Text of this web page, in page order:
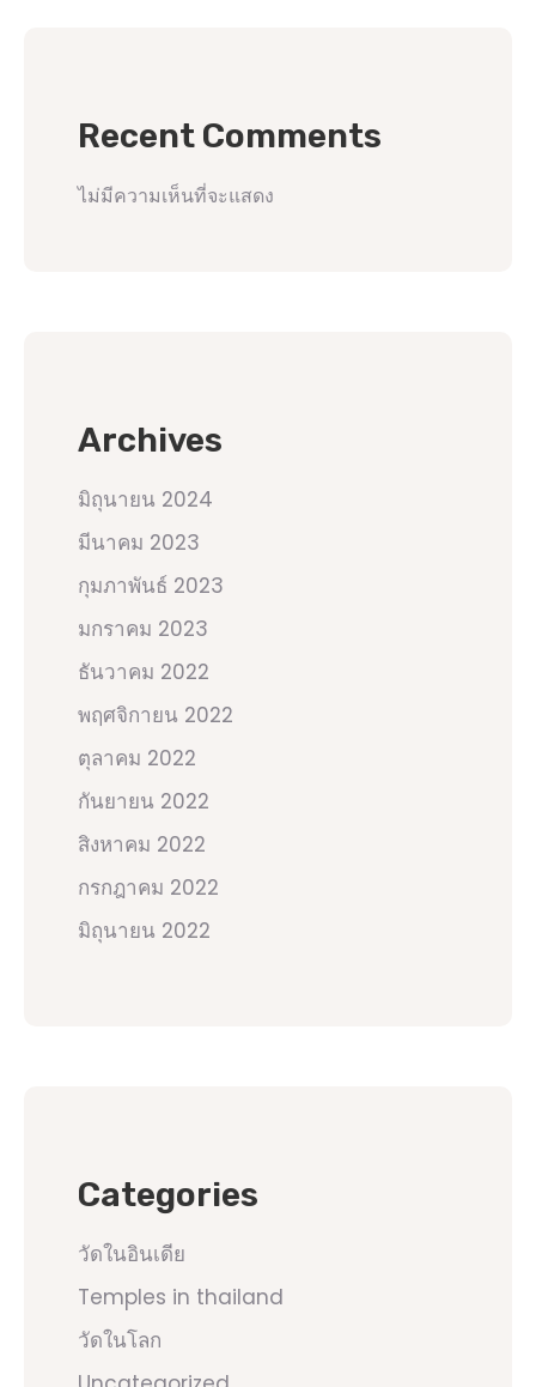
Recent Comments
ไม่มีความเห็นที่จะแสดง
Archives
มิถุนายน 2024
มีนาคม 2023
กุมภาพันธ์ 2023
มกราคม 2023
ธันวาคม 2022
พฤศจิกายน 2022
ตุลาคม 2022
กันยายน 2022
สิงหาคม 2022
กรกฎาคม 2022
มิถุนายน 2022
Categories
วัดในอินเดีย
Temples in thailand
วัดในโลก